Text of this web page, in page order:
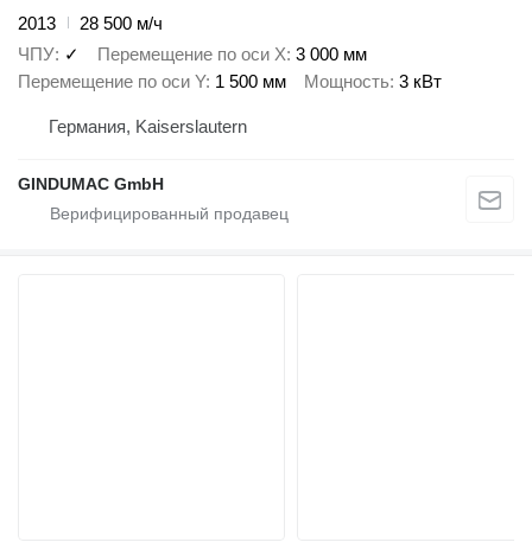
2013
28 500 м/ч
ЧПУ ✓ Перемещение по оси X 3 000 мм
Перемещение по оси Y 1 500 мм Мощность 3 кВт
Германия, Kaiserslautern
GINDUMAC GmbH